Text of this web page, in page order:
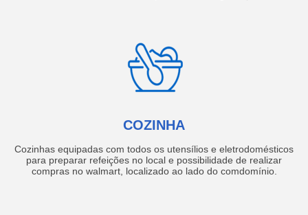
COZINHA
Cozinhas equipadas com todos os utensílios e eletrodomésticos
para preparar refeições no local e possibilidade de realizar
compras no walmart, localizado ao lado do comdomínio.